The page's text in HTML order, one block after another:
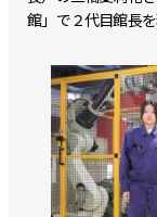
館」で２代目館長